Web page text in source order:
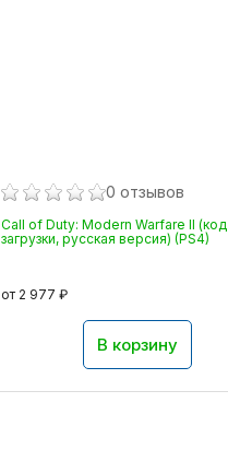
0 отзывов
Call of Duty: Modern Warfare II (код
загрузки, русская версия) (PS4)
от 2 977 ₽
В корзину